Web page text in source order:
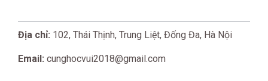
Địa chỉ: 102, Thái Thịnh, Trung Liệt, Đống Đa, Hà Nội
Email: cunghocvui2018@gmail.com